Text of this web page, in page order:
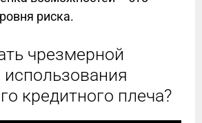
риска.
чрезмерной
использования
кредитного плеча?